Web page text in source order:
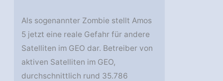
Als sogenannter Zombie stellt Amos
5 jetzt eine reale Gefahr für andere
Satelliten im GEO dar. Betreiber von
aktiven Satelliten im GEO,
durchschnittlich rund 35.786